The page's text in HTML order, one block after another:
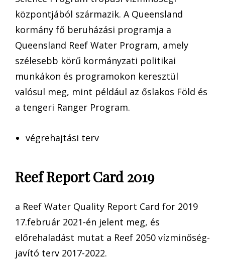
központjából származik. A Queensland
kormány fő beruházási programja a
Queensland Reef Water Program, amely
szélesebb körű kormányzati politikai
munkákon és programokon keresztül
valósul meg, mint például az őslakos Föld és
a tengeri Ranger Program.
végrehajtási terv
Reef Report Card 2019
a Reef Water Quality Report Card for 2019
17.február 2021-én jelent meg, és
előrehaladást mutat a Reef 2050 vízminőség-
javító terv 2017-2022.